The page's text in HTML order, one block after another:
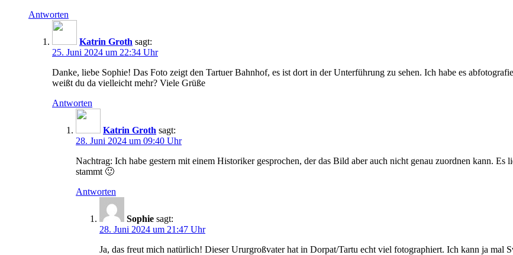
Antworten
Katrin Groth sagt:
25. Juni 2024 um 22:34 Uhr
Danke, liebe Sophie! Das Foto zeigt den Tartuer Bahnhof, es ist dort in der Unterführung zu sehen. Ich habe es
weißt du da vielleicht mehr? Viele Grüße
Antworten
Katrin Groth sagt:
28. Juni 2024 um 09:40 Uhr
Nachtrag: Ich habe gestern mit einem Historiker gesprochen, der das Bild aber auch nicht genau zuordnen kann.
stammt 🙂
Antworten
Sophie sagt:
28. Juni 2024 um 21:47 Uhr
Ja, das freut mich natürlich! Dieser Ururgroßvater hat in Dorpat/Tartu echt viel fotographiert. Ich kann ja mal